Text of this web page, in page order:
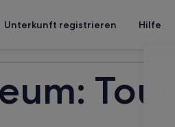
Unterkunft registrieren Hilfe